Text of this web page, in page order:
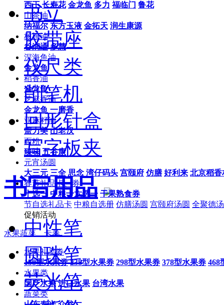
西王 长寿花 金龙鱼 多力 福临门 鲁花
山茶油
纳福尔 东方玉液 金拓天 润生康源
核桃油
谷润通 多慧
深海鱼油
金龙鱼
稻香油
金龙鱼
芝麻香油
金龙鱼 一磨香
亚麻籽油
盖力美 山老汉
面粉
臻味 五谷康
元宵汤圆
大三元 三全 思念 湾仔码头 宫颐府 仿膳 好利来 北京稻香
春节礼品卡、券
十选一 中粮十六选一 干果熟食券
节自选礼品卡 中粮自选册 仿膳汤圆 宫颐府汤圆 全聚德
促销活动
水果蔬菜、卡券
水果礼品券
158型水果券 238型水果券 298型水果券 378型水果券 468
水果类
国产水果 进口水果 台湾水果
蔬菜类
书立
胶带座
仪尺类
削笔机
回形针盒
写字板夹
书写用品
中性笔
圆珠笔
荧光笔